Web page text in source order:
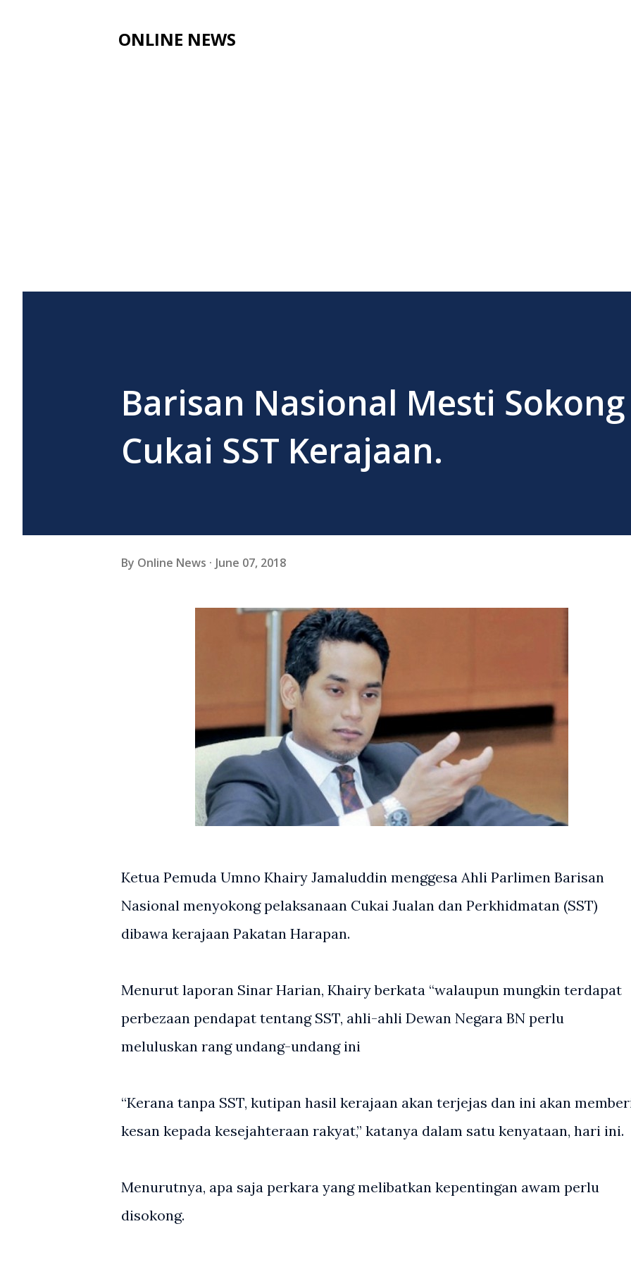
ONLINE NEWS
Barisan Nasional Mesti Sokong
Cukai SST Kerajaan.
By Online News June 07, 2018
Ketua Pemuda Umno Khairy Jamaluddin menggesa Ahli Parlimen Barisan
Nasional menyokong pelaksanaan Cukai Jualan dan Perkhidmatan (SST)
dibawa kerajaan Pakatan Harapan.
Menurut laporan Sinar Harian, Khairy berkata “walaupun mungkin terdapat
perbezaan pendapat tentang SST, ahli-ahli Dewan Negara BN perlu
meluluskan rang undang-undang ini
“Kerana tanpa SST, kutipan hasil kerajaan akan terjejas dan ini akan
kesan kepada kesejahteraan rakyat,” katanya dalam satu kenyataan, hari ini.
Menurutnya, apa saja perkara yang melibatkan kepentingan awam perlu
disokong.